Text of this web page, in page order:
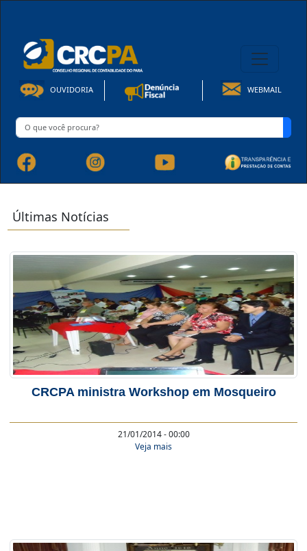
OUVIDORIA WEBMAIL
Últimas Notícias
CRCPA ministra Workshop em Mosqueiro
21/01/2014 - 00:00
Veja mais